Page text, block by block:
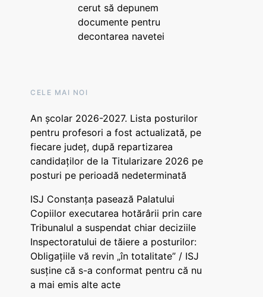
cerut să depunem
documente pentru
decontarea navetei
CELE MAI NOI
An școlar 2026-2027. Lista posturilor
pentru profesori a fost actualizată, pe
fiecare județ, după repartizarea
candidaților de la Titularizare 2026 pe
posturi pe perioadă nedeterminată
ISJ Constanța pasează Palatului
Copiilor executarea hotărârii prin care
Tribunalul a suspendat chiar deciziile
Inspectoratului de tăiere a posturilor:
Obligațiile vă revin „în totalitate” / ISJ
susține că s-a conformat pentru că nu
a mai emis alte acte